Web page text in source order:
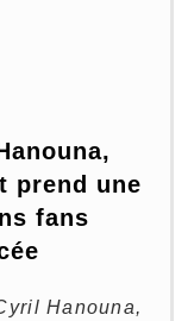
prend une
fans
Hanouna,